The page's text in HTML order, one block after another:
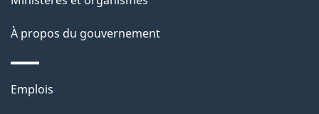
À propos du gouvernement
Thèmes
Emplois